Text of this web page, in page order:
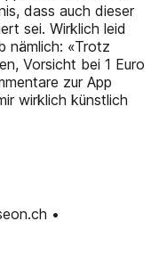
dass auch dieser
sei. Wirklich leid
nämlich: «Trotz
Vorsicht bei 1 Euro
zur App
wirklich künstlich
•